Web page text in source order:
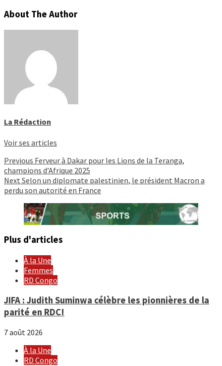
About The Author
La Rédaction
Voir ses articles
Continue
Reading
Previous Ferveur à Dakar pour les Lions de la Teranga,
champions d’Afrique 2025
Next Selon un diplomate palestinien, le président Macron a
perdu son autorité en France
Plus d'articles
À la Une
Femmes
RD Congo
JIFA : Judith Suminwa célèbre les pionnières de la
parité en RDC!
7 août 2026
À la Une
RD Congo